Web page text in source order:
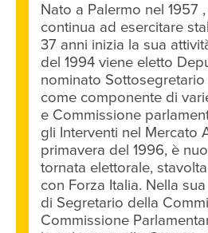
Nato a Palermo nel 1957
continua ad esercitare
37 anni inizia la sua
del 1994 viene eletto
nominato
come componente di
e Commissione
gli Interventi nel Mercato
primavera del 1996, è
tornata elettorale,
con Forza Italia. Nella
di Segretario della
Commissione